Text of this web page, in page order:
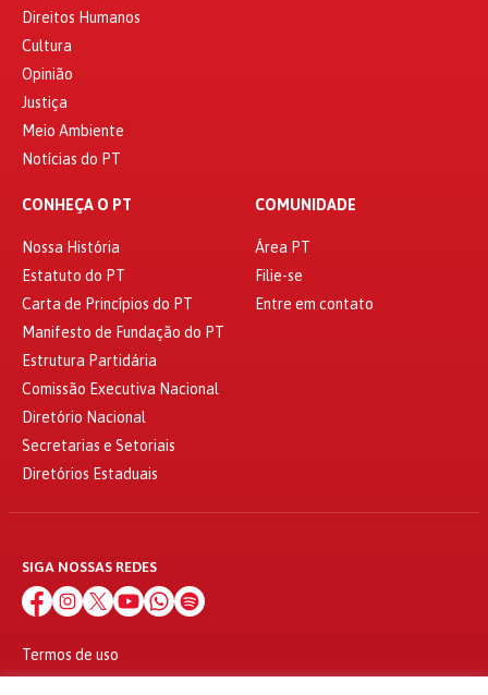
Direitos Humanos
Cultura
Opinião
Justiça
Meio Ambiente
Notícias do PT
CONHEÇA O PT
Nossa História
Estatuto do PT
Carta de Princípios do PT
Manifesto de Fundação do PT
Estrutura Partidária
Comissão Executiva Nacional
Diretório Nacional
Secretarias e Setoriais
Diretórios Estaduais
COMUNIDADE
Área PT
Filie-se
Entre em contato
SIGA NOSSAS REDES
Termos de uso